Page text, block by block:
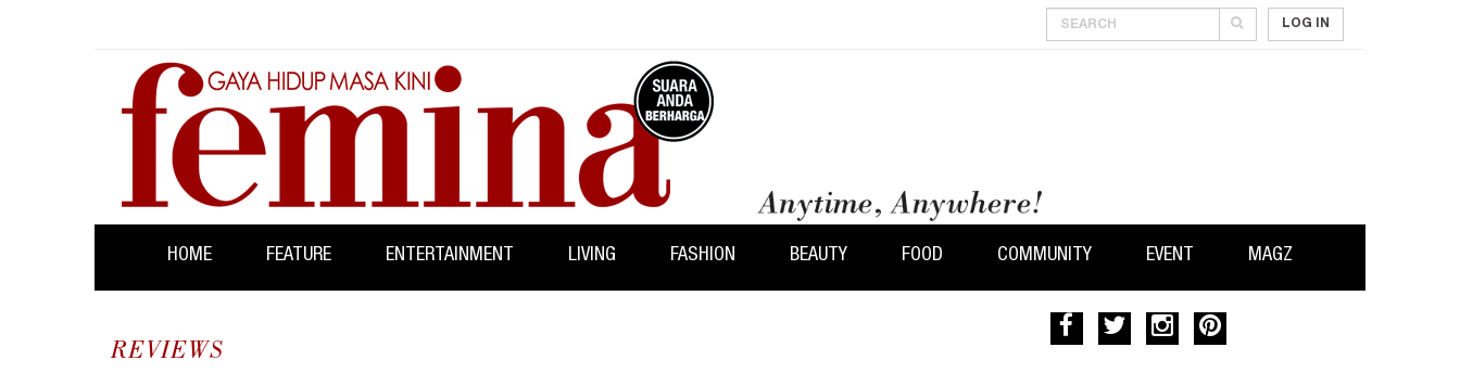
LOG IN
HOME FEATURE ENTERTAINMENT LIVING FASHION BEAUTY FOOD COMMUNITY EVENT MAGZ
REVIEWS